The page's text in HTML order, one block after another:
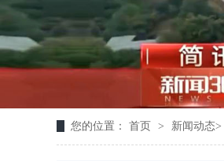
您的位置： 首页 > 新闻动态>